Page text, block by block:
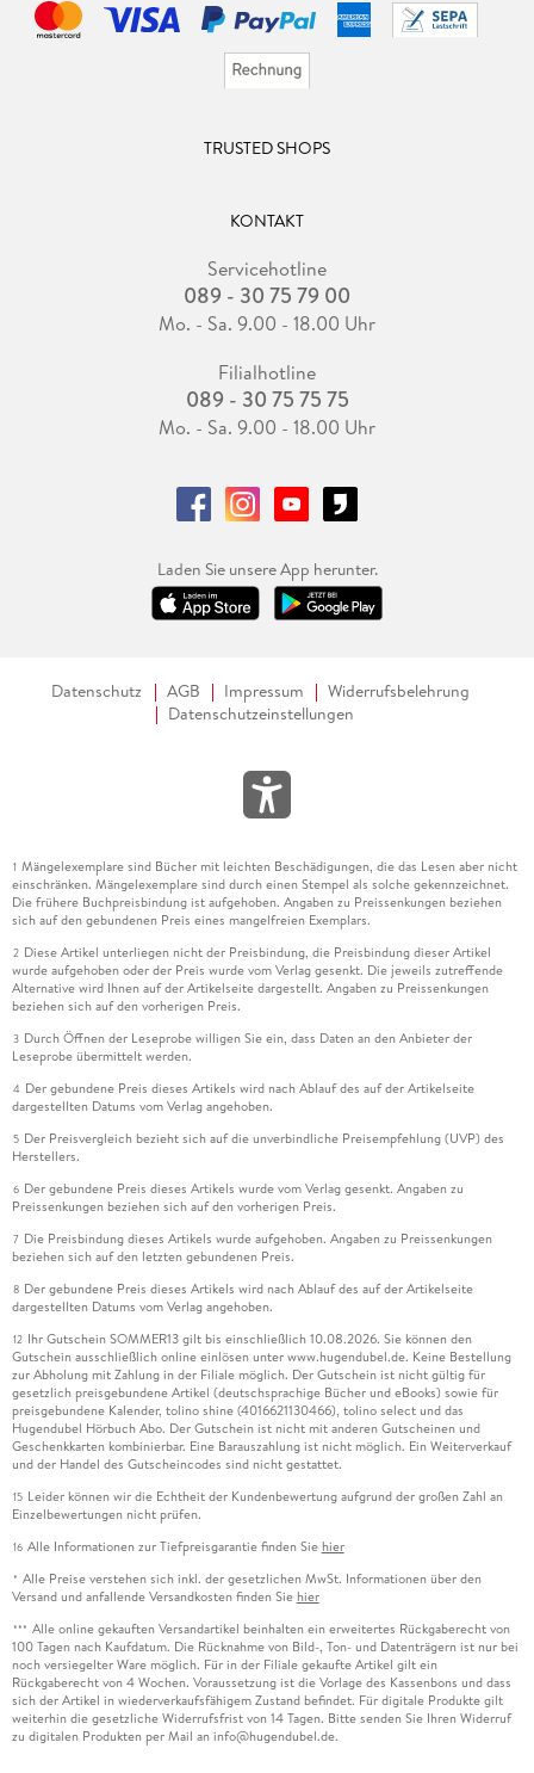
TRUSTED SHOPS
KONTAKT
Servicehotline
089 - 30 75 79 00
Mo. - Sa. 9.00 - 18.00 Uhr
Filialhotline
089 - 30 75 75 75
Mo. - Sa. 9.00 - 18.00 Uhr
Laden Sie unsere App herunter.
Datenschutz AGB Impressum
Widerrufsbelehrung
Datenschutzeinstellungen
1 Mängelexemplare sind Bücher mit leichten Beschädigungen, die das Lesen aber nicht
einschränken. Mängelexemplare sind durch einen Stempel als solche gekennzeichnet.
Die frühere Buchpreisbindung ist aufgehoben. Angaben zu Preissenkungen beziehen
sich auf den gebundenen Preis eines mangelfreien Exemplars.
2 Diese Artikel unterliegen nicht der Preisbindung, die Preisbindung dieser Artikel
wurde aufgehoben oder der Preis wurde vom Verlag gesenkt. Die jeweils zutreffende
Alternative wird Ihnen auf der Artikelseite dargestellt. Angaben zu Preissenkungen
beziehen sich auf den vorherigen Preis.
3 Durch Öffnen der Leseprobe willigen Sie ein, dass Daten an den Anbieter der
Leseprobe übermittelt werden.
4 Der gebundene Preis dieses Artikels wird nach Ablauf des auf der Artikelseite
dargestellten Datums vom Verlag angehoben.
5 Der Preisvergleich bezieht sich auf die unverbindliche Preisempfehlung (UVP) des
Herstellers.
6 Der gebundene Preis dieses Artikels wurde vom Verlag gesenkt. Angaben zu
Preissenkungen beziehen sich auf den vorherigen Preis.
7 Die Preisbindung dieses Artikels wurde aufgehoben. Angaben zu Preissenkungen
beziehen sich auf den letzten gebundenen Preis.
8 Der gebundene Preis dieses Artikels wird nach Ablauf des auf der Artikelseite
dargestellten Datums vom Verlag angehoben.
12 Ihr Gutschein SOMMER13 gilt bis einschließlich 10.08.2026. Sie können den
Gutschein ausschließlich online einlösen unter www.hugendubel.de. Keine Bestellung
zur Abholung mit Zahlung in der Filiale möglich. Der Gutschein ist nicht gültig für
gesetzlich preisgebundene Artikel (deutschsprachige Bücher und eBooks) sowie für
preisgebundene Kalender, tolino shine (4016621130466), tolino select und das
Hugendubel Hörbuch Abo. Der Gutschein ist nicht mit anderen Gutscheinen und
Geschenkkarten kombinierbar. Eine Barauszahlung ist nicht möglich. Ein Weiterverkauf
und der Handel des Gutscheincodes sind nicht gestattet.
15 Leider können wir die Echtheit der Kundenbewertung aufgrund der großen Zahl an
Einzelbewertungen nicht prüfen.
16 Alle Informationen zur Tiefpreisgarantie finden Sie hier
* Alle Preise verstehen sich inkl. der gesetzlichen MwSt. Informationen über den
Versand und anfallende Versandkosten finden Sie hier
*** Alle online gekauften Versandartikel beinhalten ein erweitertes Rückgaberecht von
100 Tagen nach Kaufdatum. Die Rücknahme von Bild-, Ton- und Datenträgern ist nur bei
noch versiegelter Ware möglich. Für in der Filiale gekaufte Artikel gilt ein
Rückgaberecht von 4 Wochen. Voraussetzung ist die Vorlage des Kassenbons und dass
sich der Artikel in wiederverkaufsfähigem Zustand befindet. Für digitale Produkte gilt
weiterhin die gesetzliche Widerrufsfrist von 14 Tagen. Bitte senden Sie Ihren Widerruf
zu digitalen Produkten per Mail an info@hugendubel.de.